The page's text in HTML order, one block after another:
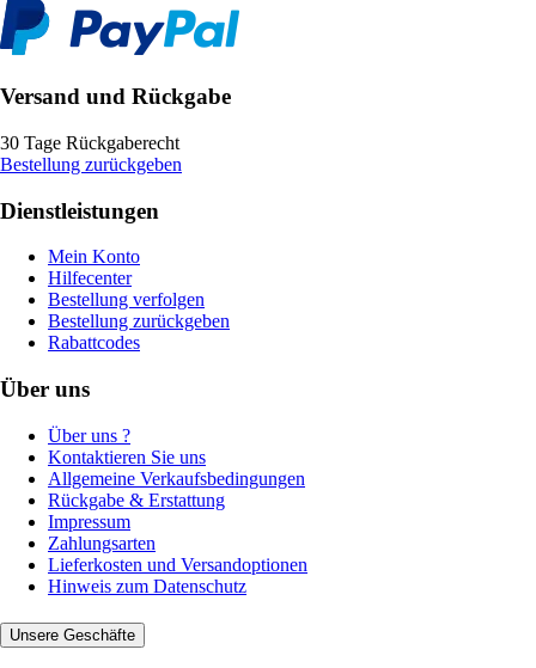
Versand und Rückgabe
30 Tage Rückgaberecht
Bestellung zurückgeben
Dienstleistungen
Mein Konto
Hilfecenter
Bestellung verfolgen
Bestellung zurückgeben
Rabattcodes
Über uns
Über uns ?
Kontaktieren Sie uns
Allgemeine Verkaufsbedingungen
Rückgabe & Erstattung
Impressum
Zahlungsarten
Lieferkosten und Versandoptionen
Hinweis zum Datenschutz
Unsere Geschäfte